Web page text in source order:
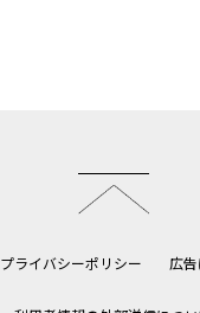
プライバシーポリシー 広